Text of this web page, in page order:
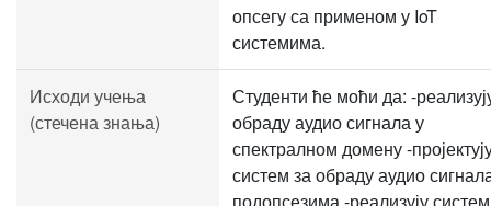
опсегу са применом у IoT
системима.
Исходи учења
(стечена знања)
Студенти ће моћи да: -
обраду аудио сигнала у
спектралном домену -
систем за обраду аудио